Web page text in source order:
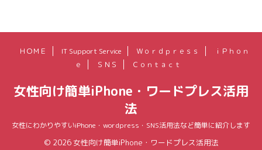
ＨＯＭＥ IT Support Service Ｗｏｒｄｐｒｅｓｓ
ｉＰｈｏｎ
ｅ
ＳＮＳ Ｃｏｎｔａｃｔ
女性向け簡単iPhone・ワードプレス活用
法
女性にわかりやすいiPhone・wordpress・SNS活用法など簡単に紹介します
© 2026 女性向け簡単iPhone・ワードプレス活用法